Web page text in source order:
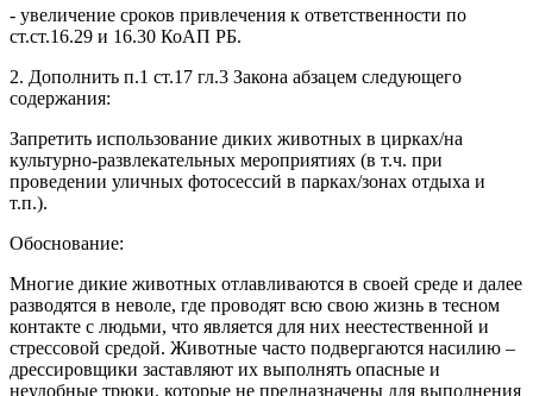
- увеличение сроков привлечения к ответственности по
ст.ст.16.29 и 16.30 КоАП РБ.
2. Дополнить п.1 ст.17 гл.3 Закона абзацем следующего
содержания:
Запретить использование диких животных в цирках/на
культурно-развлекательных мероприятиях (в т.ч. при
проведении уличных фотосессий в парках/зонах отдыха и
т.п.).
Обоснование:
Многие дикие животных отлавливаются в своей среде и далее
разводятся в неволе, где проводят всю свою жизнь в тесном
контакте с людьми, что является для них неестественной и
стрессовой средой. Животные часто подвергаются насилию –
дрессировщики заставляют их выполнять опасные и
неудобные трюки, которые не предназначены для выполнения